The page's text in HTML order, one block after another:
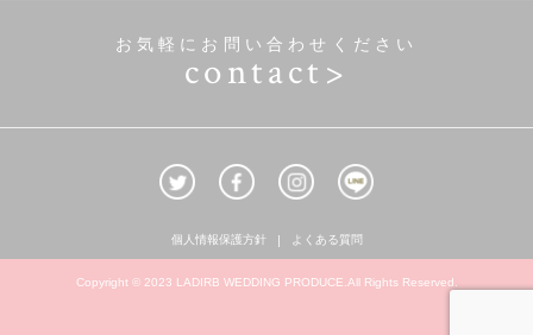
お気軽にお問い合わせください
contact>
個人情報保護方針 よくある質問
Copyright © 2023 LADIRB WEDDING PRODUCE.All Rights Reserved.